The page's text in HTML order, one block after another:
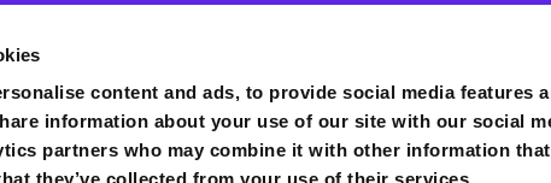
content and ads, to provide social media features
information about your use of our site with our social
partners who may combine it with other information that
発
コラム